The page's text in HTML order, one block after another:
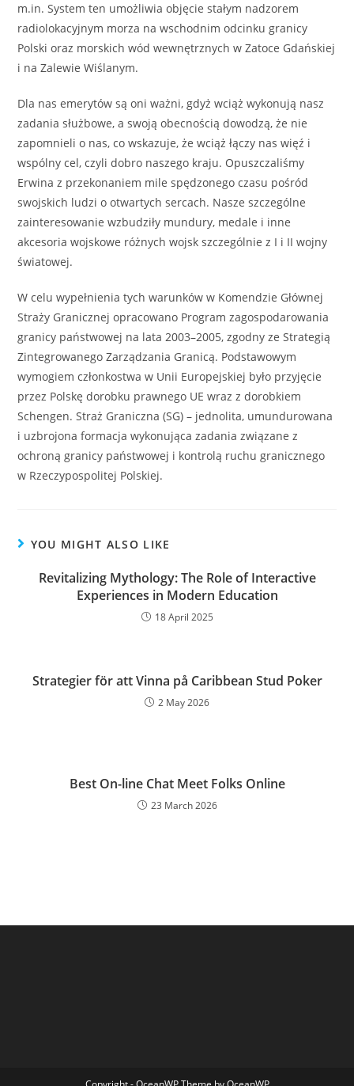
m.in. System ten umożliwia objęcie stałym nadzorem
radiolokacyjnym morza na wschodnim odcinku granicy
Polski oraz morskich wód wewnętrznych w Zatoce Gdańskiej
i na Zalewie Wiślanym.
Dla nas emerytów są oni ważni, gdyż wciąż wykonują nasz
zadania służbowe, a swoją obecnością dowodzą, że nie
zapomnieli o nas, co wskazuje, że wciąż łączy nas więź i
wspólny cel, czyli dobro naszego kraju. Opuszczaliśmy
Erwina z przekonaniem mile spędzonego czasu pośród
swojskich ludzi o otwartych sercach. Nasze szczególne
zainteresowanie wzbudziły mundury, medale i inne
akcesoria wojskowe różnych wojsk szczególnie z I i II wojny
światowej.
W celu wypełnienia tych warunków w Komendzie Głównej
Straży Granicznej opracowano Program zagospodarowania
granicy państwowej na lata 2003–2005, zgodny ze Strategią
Zintegrowanego Zarządzania Granicą. Podstawowym
wymogiem członkostwa w Unii Europejskiej było przyjęcie
przez Polskę dorobku prawnego UE wraz z dorobkiem
Schengen. Straż Graniczna (SG) – jednolita, umundurowana
i uzbrojona formacja wykonująca zadania związane z
ochroną granicy państwowej i kontrolą ruchu granicznego
w Rzeczypospolitej Polskiej.
YOU MIGHT ALSO LIKE
Revitalizing Mythology: The Role of Interactive
Experiences in Modern Education
18 April 2025
Strategier för att Vinna på Caribbean Stud Poker
2 May 2026
Best On-line Chat Meet Folks Online
23 March 2026